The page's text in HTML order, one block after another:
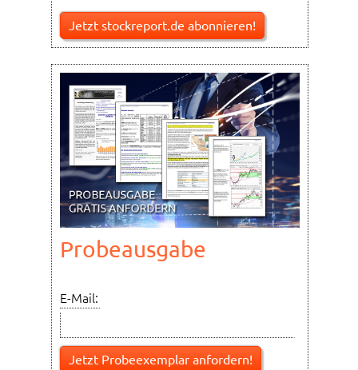
Jetzt stockreport.de abonnieren!
Probeausgabe
E-Mail: